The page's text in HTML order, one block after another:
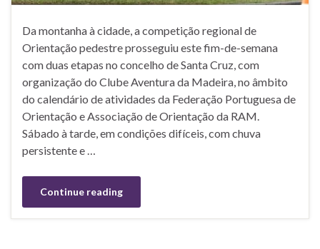
Da montanha à cidade, a competição regional de
Orientação pedestre prosseguiu este fim-de-semana
com duas etapas no concelho de Santa Cruz, com
organização do Clube Aventura da Madeira, no âmbito
do calendário de atividades da Federação Portuguesa de
Orientação e Associação de Orientação da RAM.
Sábado à tarde, em condições difíceis, com chuva
persistente e …
Continue reading